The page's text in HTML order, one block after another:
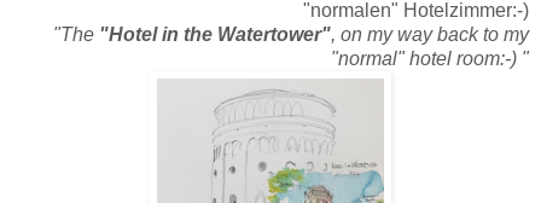
"normalen" Hotelzimmer:-)
"The "Hotel in the Watertower", on my way back to my
"normal" hotel room:-) "